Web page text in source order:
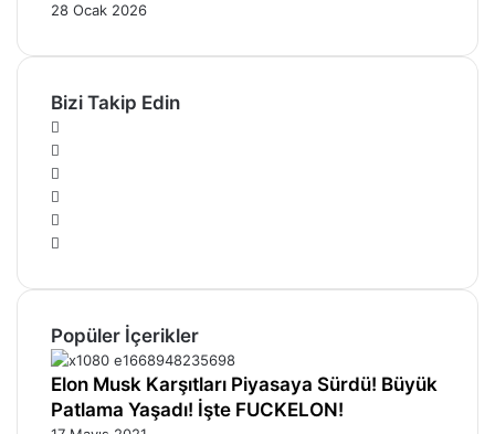
28 Ocak 2026
Bizi Takip Edin
Popüler İçerikler
Elon Musk Karşıtları Piyasaya Sürdü! Büyük
Patlama Yaşadı! İşte FUCKELON!